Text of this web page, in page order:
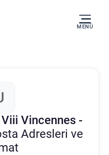
MENÜ
Vincennes -
Adresleri ve